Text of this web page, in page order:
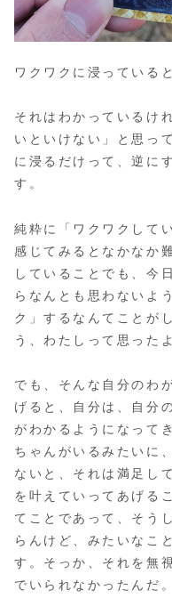
ワクワクに浸っている
それはわかっているけ
いといけない」と思っ
に浸るだけって、逆に
す。
純粋に「ワクワクして
感じてみるとなかなか
していることでも、今
らなんとも思わないよ
ク」するなんてことが
う、わたしって思った
でも、そんな自分のわ
げると、自分は、自分
がわかるようになって
ちゃんがいるみたいに
ないと、それは満足し
を叶えていってあげる
てことであって、そう
らんけど、みたいなこ
す。そっか、それを無
でいられなかったんだ。